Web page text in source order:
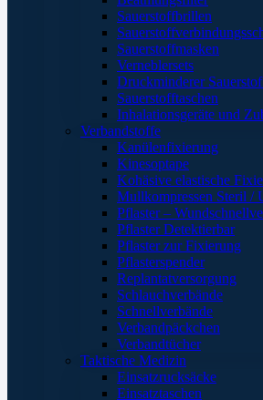
Sauerstoffbrillen
Sauerstoffmasken
Verneblersets
Druckminderer
Sauerstofftaschen
Inhalationsgeräte und
Verbandstoffe
Kanülenfixierung
Kinesoptape
Kohäsive elastische
Mullkompressen Steril /
Pflaster –
Pflaster Detektierbar
Pflaster zur Fixierung
Pflasterspender
Replantatversorgung
Schlauchverbände
Schnellverbände
Verbandpäckchen
Verbandtücher
Taktische Medizin
Einsatzrucksäcke
Einsatztaschen